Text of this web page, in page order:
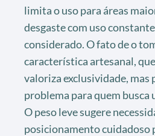
limita o uso para áreas
desgaste com uso
considerado. O fato de o
característica artesanal,
valoriza exclusividade, mas
problema para quem busca
O peso leve sugere
posicionamento cuidadoso